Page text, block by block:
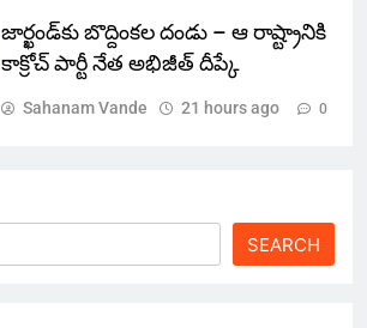
జార్ఖండ్‌కు బొద్దింకల దండు – ఆ రాష్ట్రానికి
కాక్రోచ్ పార్టీ నేత అభిజీత్ దీప్కే
Sahanam Vande 21 hours ago 0
SEARCH